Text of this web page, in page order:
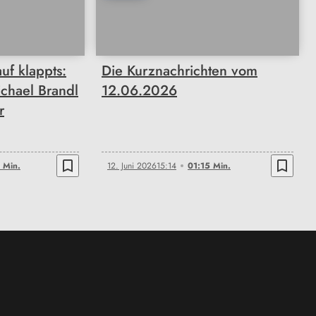
klappts:
Brandl
bookmark_border
Die Kurznachrichten vom
12.06.2026
12. Juni 202615:14 01:15 Min. bookmark_border